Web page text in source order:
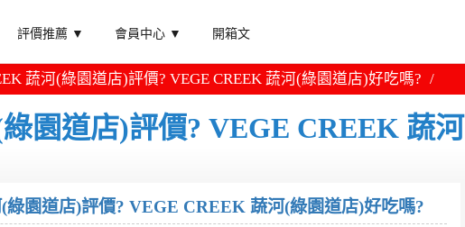
評價推薦 ▼ 會員中心 ▼ 開箱文
蔬河(綠園道店)評價? VEGE CREEK 蔬河(綠園道店)好吃嗎?
園道店)評價? VEGE CREEK 蔬河
園道店)評價? VEGE CREEK 蔬河(綠園道店)好吃嗎?